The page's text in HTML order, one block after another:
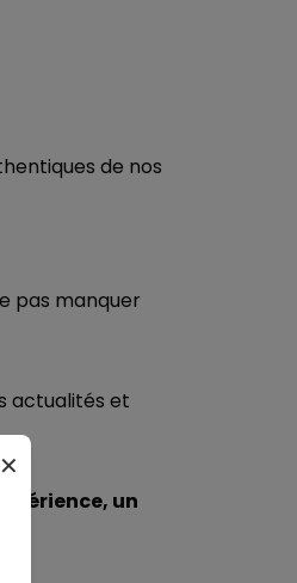
de nos
pas manquer
actualités et
un
✕